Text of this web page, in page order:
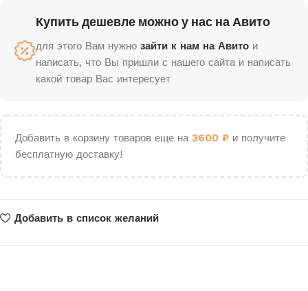
Купить дешевле можно у нас на Авито
для этого Вам нужно зайти к нам на Авито и
написать, что Вы пришли с нашего сайта и написать
какой товар Вас интересует
Добавить в корзину товаров еще на 3600 ₽ и получите
бесплатную доставку!
Добавить в список желаний